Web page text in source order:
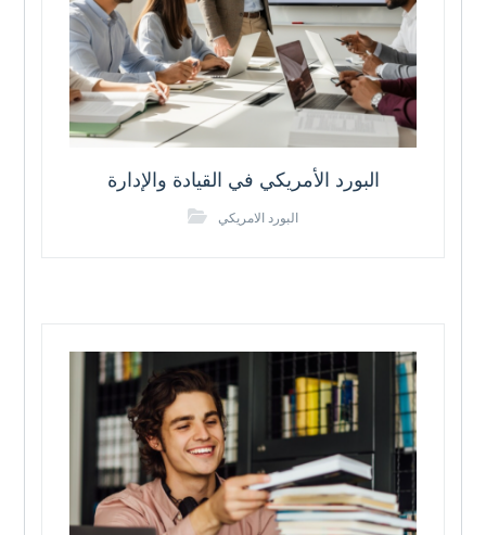
البورد الأمريكي في القيادة والإدارة
البورد الامريكي